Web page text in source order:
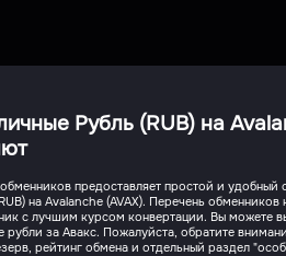
Рубль (RUB) на
предоставляет простой и
на Avalanche (AVAX). Перечень
с лучшим курсом конвертации. Вы можете
рубли за Авакс. Пожалуйста, обратите
рейтинг обмена и отдельный раздел